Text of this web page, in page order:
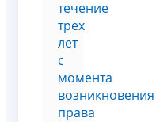
течение
трех
лет
с
момента
возникновения
права